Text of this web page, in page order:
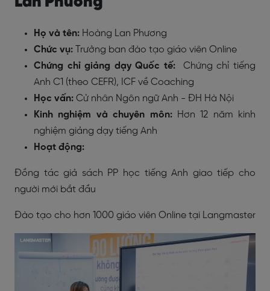
Họ và tên: Hoàng Lan Phương
Chức vụ:
Trưởng ban đào tạo giáo viên Online
Chứng chỉ giảng dạy Quốc tế:
Chứng chỉ tiếng
Anh C1 (theo CEFR), ICF về Coaching
Học vấn: Cử nhân Ngôn ngữ Anh - ĐH Hà Nội
Kinh nghiệm và chuyên môn: Hơn 12 năm kinh
nghiệm giảng dạy tiếng Anh
Hoạt động:
Đồng tác giả sách PP học tiếng Anh giao tiếp cho
người mới bắt đầu
Đào tạo cho hơn 1000 giáo viên Online tại Langmaster